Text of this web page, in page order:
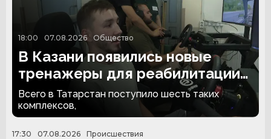
18:00 07.08.2026 Общество
В Казани появились новые
тренажеры для реабилитации
людей с ампутациями
Всего в Татарстан поступило шесть таких
комплексов,
17:30 07.08.2026 Происшествия